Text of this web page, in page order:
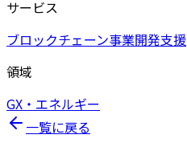
サービス
ブロックチェーン事業開発支援
領域
GX・エネルギー
一覧に戻る